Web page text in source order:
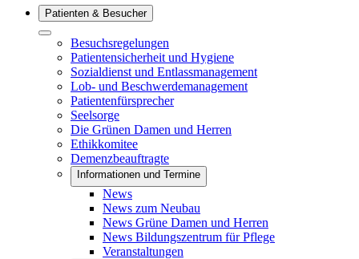
Patienten & Besucher
Besuchsregelungen
Patientensicherheit und Hygiene
Sozialdienst und Entlassmanagement
Lob- und Beschwerdemanagement
Patientenfürsprecher
Seelsorge
Die Grünen Damen und Herren
Ethikkomitee
Demenzbeauftragte
Informationen und Termine
News
News zum Neubau
News Grüne Damen und Herren
News Bildungszentrum für Pflege
Veranstaltungen